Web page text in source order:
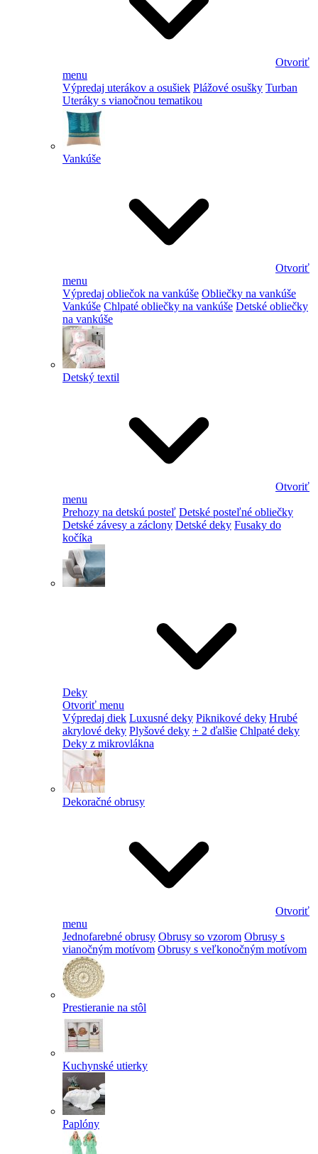
Otvoriť
menu
Výpredaj uterákov a osušiek Plážové osušky Turban
Uteráky s vianočnou tematikou
Vankúše
Otvoriť
menu
Výpredaj obliečok na vankúše Obliečky na vankúše
Vankúše Chlpaté obliečky na vankúše Detské obliečky
na vankúše
Detský textil
Otvoriť
menu
Prehozy na detskú posteľ Detské posteľné obliečky
Detské závesy a záclony Detské deky Fusaky do
kočíka
Deky
Otvoriť menu
Výpredaj diek Luxusné deky Piknikové deky Hrubé
akrylové deky Plyšové deky + 2 ďalšie Chlpaté deky
Deky z mikrovlákna
Dekoračné obrusy
Otvoriť
menu
Jednofarebné obrusy Obrusy so vzorom Obrusy s
vianočným motívom Obrusy s veľkonočným motívom
Prestieranie na stôl
Kuchynské utierky
Paplóny